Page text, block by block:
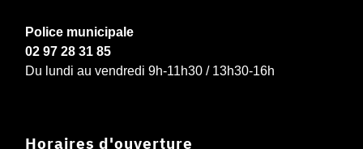
Police municipale
02 97 28 31 85
Du lundi au vendredi 9h-11h30 / 13h30-16h
Horaires d'ouverture